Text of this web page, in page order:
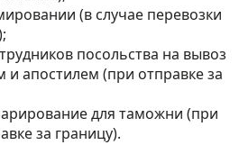
(в случае перевозки
посольства на вывоз
и апостилем (при отправке за
для таможни (при
за границу).